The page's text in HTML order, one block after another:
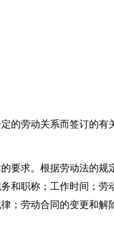
的劳动关系而签订的有
要求。根据劳动法的规
和职称；工作时间；劳
；劳动合同的变更和解